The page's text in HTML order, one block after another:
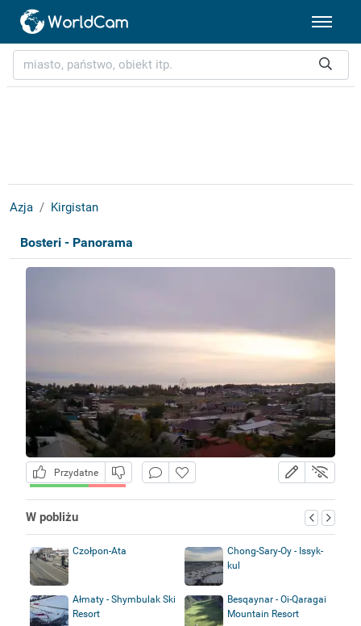
Azja Kirgistan
Bosteri - Panorama
Przydatne
W pobliżu
Czołpon-Ata
Chong-Sary-Oy - Issyk-
kul
Ałmaty - Shymbulak Ski
Resort
Besqaynar - Oi-Qaragai
Mountain Resort